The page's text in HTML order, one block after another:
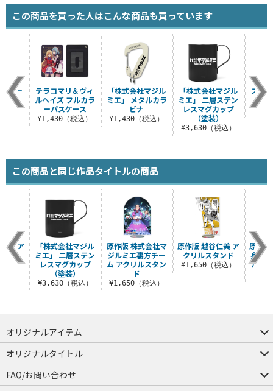
この商品を買った人はこんな商品も買っています
「株式会社マジル
ミエ」 メタルカラ
ビナ
¥1,430（税込）
「株式会社マジル
ミエ」 二層ステン
レスマグカップ
（塗装）
¥3,630（税込）
ステ
吸
ラー
ス
込）
テラコマリ＆ヴィ
ルヘイズ フルカラ
ーパスケース
¥1,430（税込）
この商品と同じ作品タイトルの商品
原作版 株式会社マ
ジルミエ裏方チー
ム アクリルスタン
ド
¥1,650（税込）
原作版 越谷仁美 ア
クリルスタンド
¥1,650（税込）
原作版
身コ
ルチ
イ ア
ンド
込）
「株式会社マジル
ミエ」 二層ステン
レスマグカップ
（塗装）
¥3,630（税込）
オリジナルアイテム
つままれ
つかまれ
ピョコッテ
オリジナルタイトル
アイテムヤ
ミスカトニック大學購買部
FAQ/お問い合わせ